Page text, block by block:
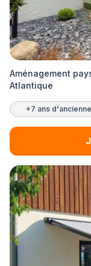
Aménagement
Atlantique
+7 ans